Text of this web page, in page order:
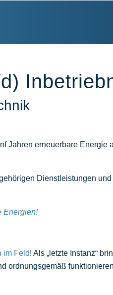
Jahren erneuerbare
Dienstleistungen
Energien!
im Feld! Als „letzte Instanz“
ordnungsgemäß